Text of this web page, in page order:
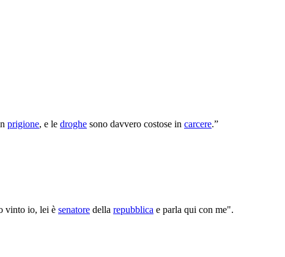
prigione, e le droghe sono davvero costose in carcere.”
vinto io, lei è senatore della repubblica e parla qui con me".